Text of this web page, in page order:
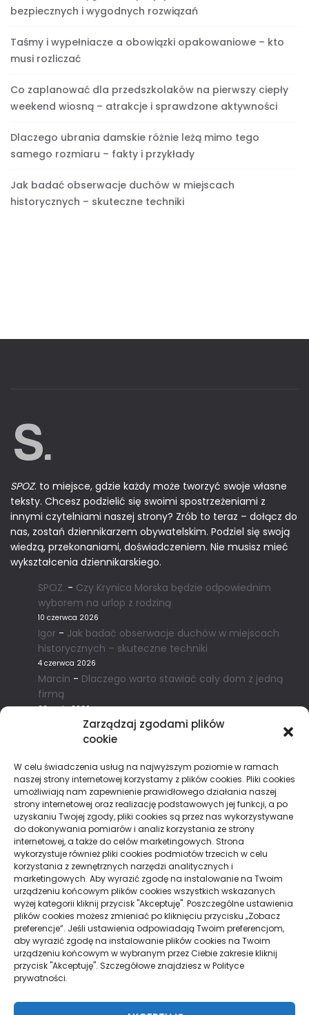
Zarządzaj zgodami plików
cookie
W celu świadczenia usług na najwyższym poziomie w ramach
naszej strony internetowej korzystamy z plików cookies. Pliki cookies
umożliwiają nam zapewnienie prawidłowego działania naszej
strony internetowej oraz realizację podstawowych jej funkcji, a po
uzyskaniu Twojej zgody, pliki cookies są przez nas wykorzystywane
do dokonywania pomiarów i analiz korzystania ze strony
internetowej, a także do celów marketingowych. Strona
wykorzystuje również pliki cookies podmiotów trzecich w celu
korzystania z zewnętrznych narzędzi analitycznych i
marketingowych. Aby wyrazić zgodę na instalowanie na Twoim
urządzeniu końcowym plików cookies wszystkich wskazanych
wyżej kategorii kliknij przycisk "Akceptuję". Poszczególne ustawienia
plików cookies możesz zmieniać po kliknięciu przycisku „Zobacz
preferencje”. Jeśli ustawienia odpowiadają Twoim preferencjom,
aby wyrazić zgodę na instalowanie plików cookies na Twoim
urządzeniu końcowym w wybranym przez Ciebie zakresie kliknij
przycisk "Akceptuję". Szczegółowe znajdziesz w Polityce
prywatności.
bezpiecznych i wygodnych rozwiązań
Taśmy i wypełniacze a obowiązki opakowaniowe – kto
musi rozliczać
Co zaplanować dla przedszkolaków na pierwszy ciepły
weekend wiosną – atrakcje i sprawdzone aktywności
Dlaczego ubrania damskie różnie leżą mimo tego
samego rozmiaru – fakty i przykłady
Jak badać obserwacje duchów w miejscach
historycznych – skuteczne techniki
SPOZ. to miejsce, gdzie każdy może tworzyć swoje własne
teksty. Chcesz podzielić się swoimi spostrzeżeniami z
innymi czytelniami naszej strony? Zrób to teraz – dołącz do
nas, zostań dziennikarzem obywatelskim. Podziel się swoją
wiedzą, przekonaniami, doświadczeniem. Nie musisz mieć
wykształcenia dziennikarskiego.
SPOZ. - Czy Krynica Morska będzie odpowiednim
wyborem na urlop z rodziną
10 czerwca 2026
Igor - Jak badać obserwacje duchów w miejscach
historycznych – skuteczne techniki
4 czerwca 2026
Marcin - Dlaczego warto stawiać cały dom z jedną
firmą
22 maja 2026
alkohol aperol biznes dentysta filmy
finanse
hipoteka
kino konferencje koronawirus
kredyt
maski
moda pieniądze pogrzeb zeby
Strony
Polityka Prywatności
Działy